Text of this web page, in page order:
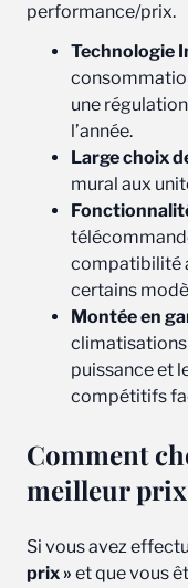
performance/prix.
Technologie
une
l’année.
Large choix
mural aux
compatibilité
certains
Montée en
climatisations
puissance et
compétitifs
Comment
meilleur
Si vous avez
prix » et que vous